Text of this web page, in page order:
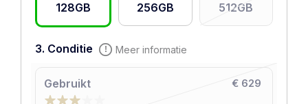
128GB 256GB 512GB
3. Conditie Meer informatie
Gebruikt € 629